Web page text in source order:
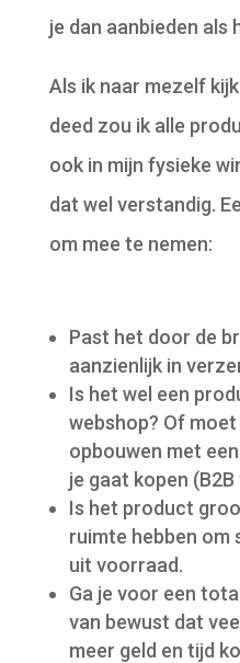
je dan aanbieden
Als ik naar mezelf
deed zou ik alle
ook in mijn fysieke
dat wel verstandig.
om mee te nemen:
Past het door de
aanzienlijk in
Is het wel een
webshop? Of
opbouwen met
je gaat kopen (B2B
Is het product
ruimte hebben om
uit voorraad.
Ga je voor een
van bewust dat
meer geld en tijd